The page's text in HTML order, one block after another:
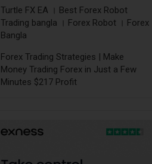
Turtle FX EA । Best Forex Robot
Trading bangla । Forex Robot । Forex
Bangla
Forex Trading Strategies | Make
Money Trading Forex in Just a Few
Minutes $217 Profit